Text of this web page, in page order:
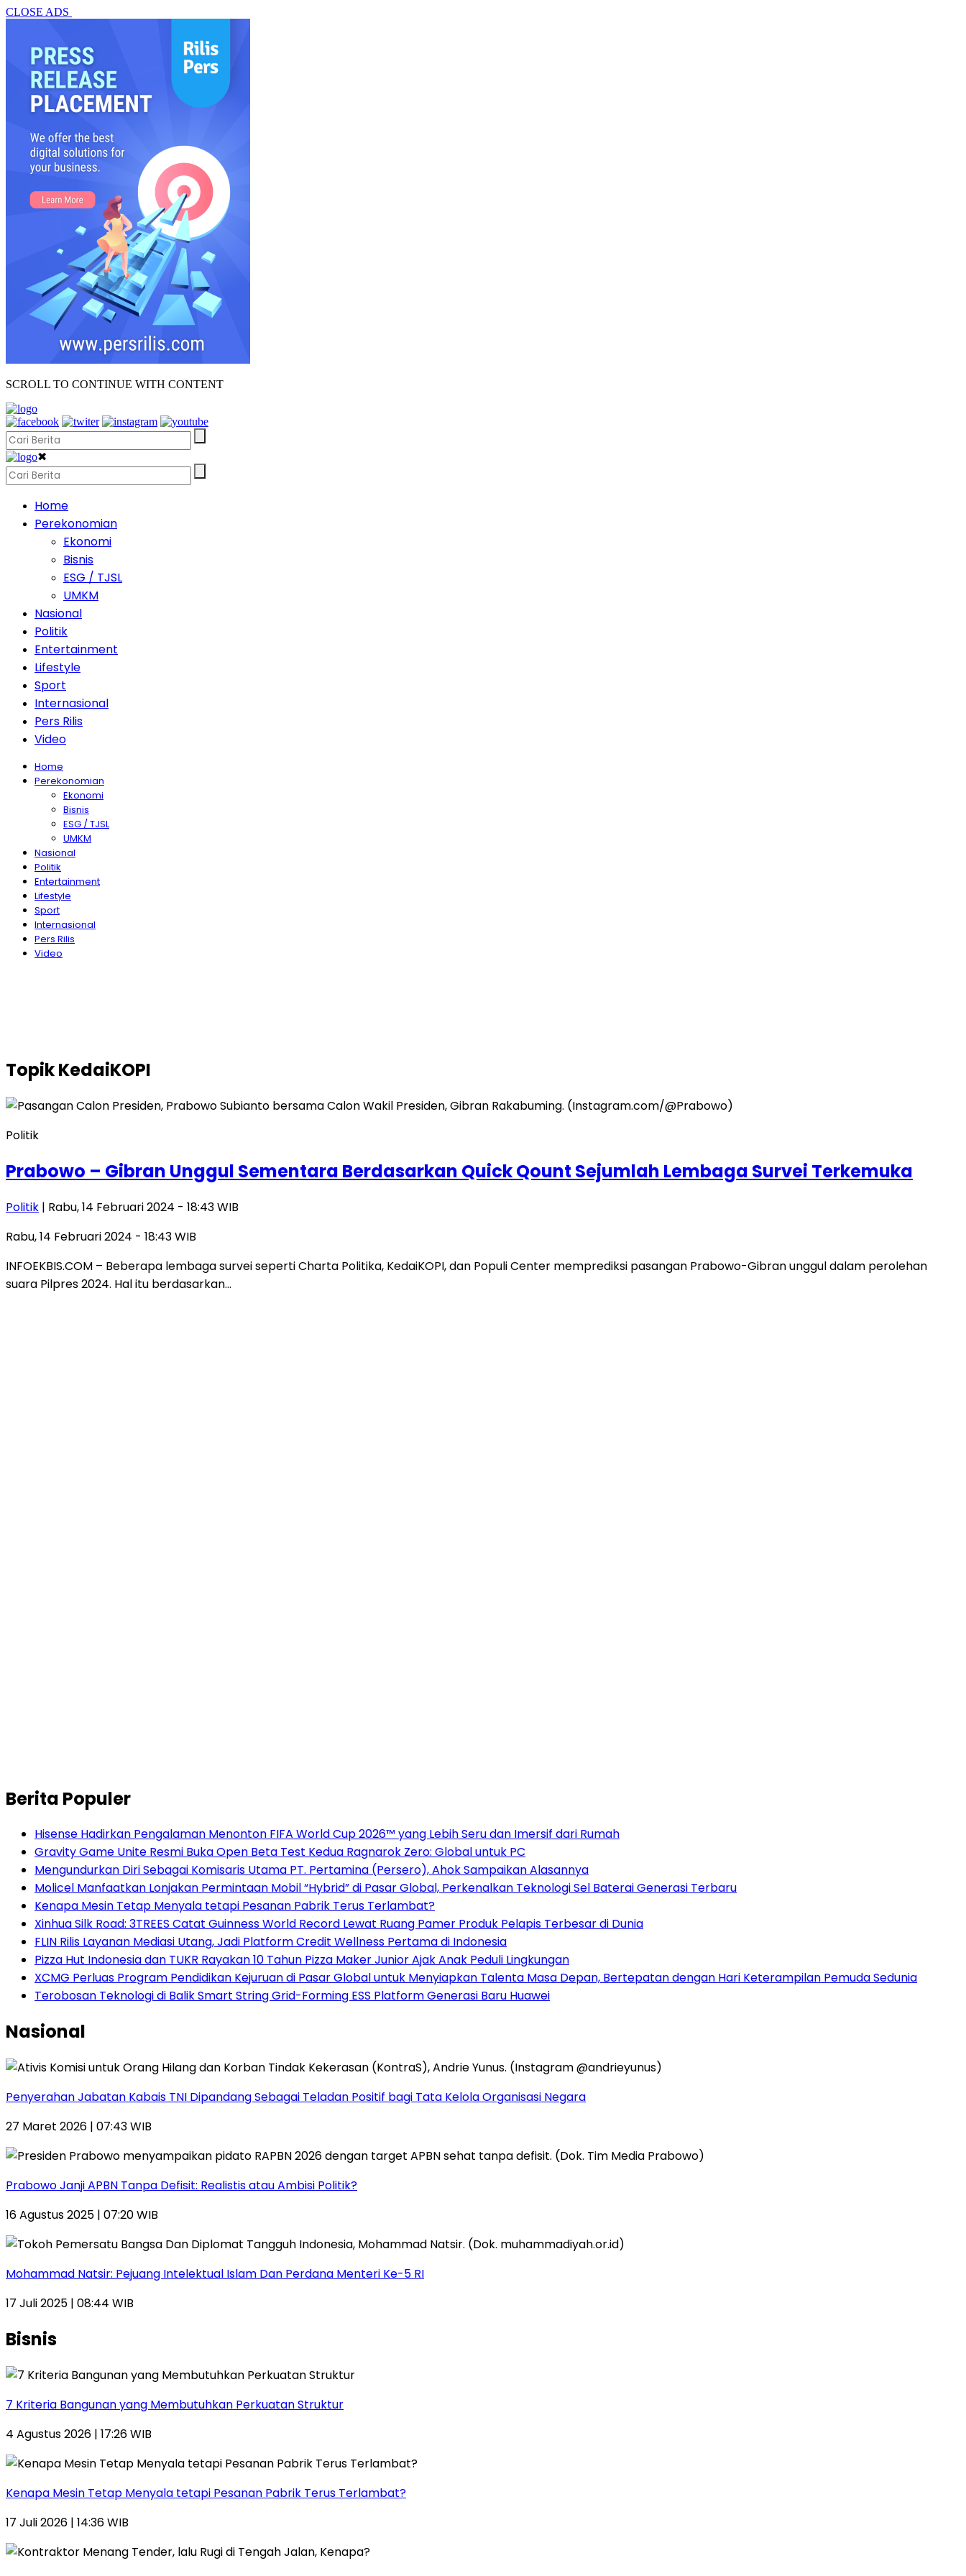
CLOSE ADS
SCROLL TO CONTINUE WITH CONTENT
✖
Home
Perekonomian
Ekonomi
Bisnis
ESG / TJSL
UMKM
Nasional
Politik
Entertainment
Lifestyle
Sport
Internasional
Pers Rilis
Video
Home
Perekonomian
Ekonomi
Bisnis
ESG / TJSL
UMKM
Nasional
Politik
Entertainment
Lifestyle
Sport
Internasional
Pers Rilis
Video
TopikKedaiKOPI
Politik
Prabowo – Gibran Unggul Sementara Berdasarkan Quick Qount Sejumlah Lembaga Survei Terkemuka
Politik | Rabu, 14 Februari 2024 - 18:43 WIB
Rabu, 14 Februari 2024 - 18:43 WIB
INFOEKBIS.COM – Beberapa lembaga survei seperti Charta Politika, KedaiKOPI, dan Populi Center memprediksi pasangan Prabowo-Gibran unggul dalam perolehan
suara Pilpres 2024. Hal itu berdasarkan…
Berita Populer
Hisense Hadirkan Pengalaman Menonton FIFA World Cup 2026™ yang Lebih Seru dan Imersif dari Rumah
Gravity Game Unite Resmi Buka Open Beta Test Kedua Ragnarok Zero: Global untuk PC
Mengundurkan Diri Sebagai Komisaris Utama PT. Pertamina (Persero), Ahok Sampaikan Alasannya
Molicel Manfaatkan Lonjakan Permintaan Mobil “Hybrid” di Pasar Global, Perkenalkan Teknologi Sel Baterai Generasi Terbaru
Kenapa Mesin Tetap Menyala tetapi Pesanan Pabrik Terus Terlambat?
Xinhua Silk Road: 3TREES Catat Guinness World Record Lewat Ruang Pamer Produk Pelapis Terbesar di Dunia
FLIN Rilis Layanan Mediasi Utang, Jadi Platform Credit Wellness Pertama di Indonesia
Pizza Hut Indonesia dan TUKR Rayakan 10 Tahun Pizza Maker Junior Ajak Anak Peduli Lingkungan
XCMG Perluas Program Pendidikan Kejuruan di Pasar Global untuk Menyiapkan Talenta Masa Depan, Bertepatan dengan Hari Keterampilan Pemuda Sedunia
Terobosan Teknologi di Balik Smart String Grid-Forming ESS Platform Generasi Baru Huawei
Nasional
Penyerahan Jabatan Kabais TNI Dipandang Sebagai Teladan Positif bagi Tata Kelola Organisasi Negara
27 Maret 2026 | 07:43 WIB
Prabowo Janji APBN Tanpa Defisit: Realistis atau Ambisi Politik?
16 Agustus 2025 | 07:20 WIB
Mohammad Natsir: Pejuang Intelektual Islam Dan Perdana Menteri Ke-5 RI
17 Juli 2025 | 08:44 WIB
Bisnis
7 Kriteria Bangunan yang Membutuhkan Perkuatan Struktur
4 Agustus 2026 | 17:26 WIB
Kenapa Mesin Tetap Menyala tetapi Pesanan Pabrik Terus Terlambat?
17 Juli 2026 | 14:36 WIB